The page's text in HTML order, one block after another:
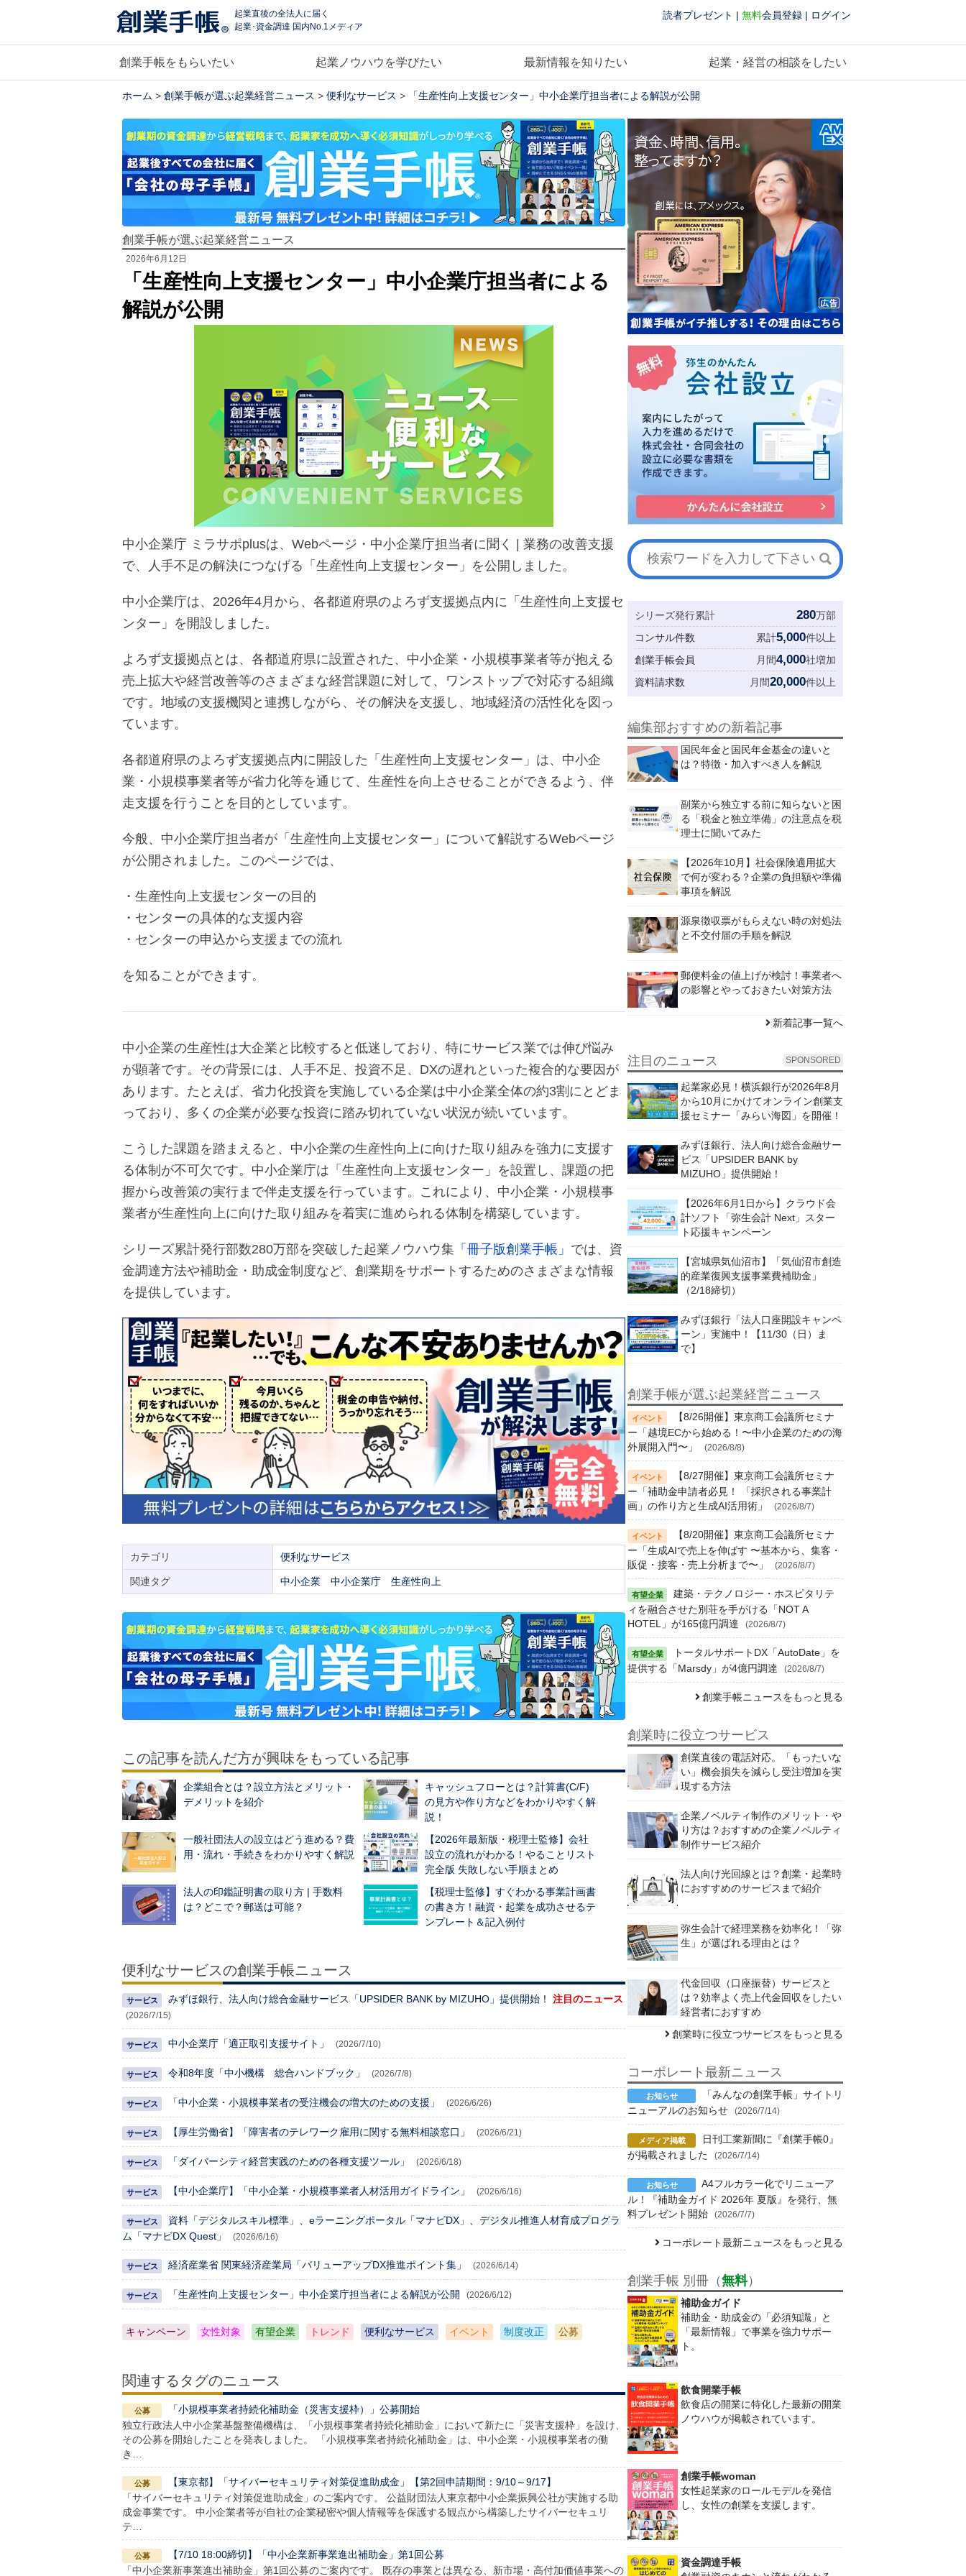
起業直後の全法人に届く
起業･資金調達 国内No.1メディア
読者プレゼント | 無料会員登録 | ログイン
創業手帳をもらいたい 起業ノウハウを学びたい 最新情報を知りたい 起業・経営の相談をしたい
ホーム > 創業手帳が選ぶ起業経営ニュース > 便利なサービス > 「生産性向上支援センター」中小企業庁担当者による解説が公開
創業手帳が選ぶ起業経営ニュース
2026年6月12日
「生産性向上支援センター」中小企業庁担当者による
解説が公開
中小企業庁 ミラサポplusは、Webページ・中小企業庁担当者に聞く | 業務の改善支援
で、人手不足の解決につなげる「生産性向上支援センター」を公開しました。
中小企業庁は、2026年4月から、各都道府県のよろず支援拠点内に「生産性向上支援セ
ンター」を開設しました。
よろず支援拠点とは、各都道府県に設置された、中小企業・小規模事業者等が抱える
売上拡大や経営改善等のさまざまな経営課題に対して、ワンストップで対応する組織
です。地域の支援機関と連携しながら、その解決を支援し、地域経済の活性化を図っ
ています。
各都道府県のよろず支援拠点内に開設した「生産性向上支援センター」は、中小企
業・小規模事業者等が省力化等を通じて、生産性を向上させることができるよう、伴
走支援を行うことを目的としています。
今般、中小企業庁担当者が「生産性向上支援センター」について解説するWebページ
が公開されました。このページでは、
・生産性向上支援センターの目的
・センターの具体的な支援内容
・センターの申込から支援までの流れ
を知ることができます。
中小企業の生産性は大企業と比較すると低迷しており、特にサービス業では伸び悩み
が顕著です。その背景には、人手不足、投資不足、DXの遅れといった複合的な要因が
あります。たとえば、省力化投資を実施している企業は中小企業全体の約3割にとどま
っており、多くの企業が必要な投資に踏み切れていない状況が続いています。
こうした課題を踏まえると、中小企業の生産性向上に向けた取り組みを強力に支援す
る体制が不可欠です。中小企業庁は「生産性向上支援センター」を設置し、課題の把
握から改善策の実行まで伴走支援を行っています。これにより、中小企業・小規模事
業者が生産性向上に向けた取り組みを着実に進められる体制を構築しています。
シリーズ累計発行部数280万部を突破した起業ノウハウ集 「冊子版創業手帳」 では、資
金調達方法や補助金・助成金制度など、創業期をサポートするためのさまざまな情報
を提供しています。
カテゴリ 便利なサービス
関連タグ 中小企業 中小企業庁 生産性向上
この記事を読んだ方が興味をもっている記事
企業組合とは？設立方法とメリット・
デメリットを紹介
キャッシュフローとは？計算書(C/F)
の見方や作り方などをわかりやすく解
説！
一般社団法人の設立はどう進める？費
用・流れ・手続きをわかりやすく解説
【2026年最新版・税理士監修】会社
設立の流れがわかる！やることリスト
完全版 失敗しない手順まとめ
法人の印鑑証明書の取り方 | 手数料
は？どこで？郵送は可能？
【税理士監修】すぐわかる事業計画書
の書き方！融資・起業を成功させるテ
ンプレート＆記入例付
便利なサービスの創業手帳ニュース
みずほ銀行、法人向け総合金融サービス「UPSIDER BANK by MIZUHO」提供開始！ 注目のニュース
(2026/7/15)
中小企業庁「適正取引支援サイト」 (2026/7/10)
令和8年度「中小機構 総合ハンドブック」 (2026/7/8)
「中小企業・小規模事業者の受注機会の増大のための支援」 (2026/6/26)
【厚生労働省】「障害者のテレワーク雇用に関する無料相談窓口」 (2026/6/21)
「ダイバーシティ経営実践のための各種支援ツール」 (2026/6/18)
【中小企業庁】「中小企業・小規模事業者人材活用ガイドライン」 (2026/6/16)
資料「デジタルスキル標準」、eラーニングポータル「マナビDX」、デジタル推進人材育成プログラ
ム「マナビDX Quest」
(2026/6/16)
経済産業省 関東経済産業局「バリューアップDX推進ポイント集」 (2026/6/14)
「生産性向上支援センター」中小企業庁担当者による解説が公開 (2026/6/12)
キャンペーン 女性対象 有望企業 トレンド 便利なサービス イベント 制度改正 公募
関連するタグのニュース
「小規模事業者持続化補助金（災害支援枠）」公募開始
独立行政法人中小企業基盤整備機構は、「小規模事業者持続化補助金」において新たに「災害支援枠」を設け、
その公募を開始したことを発表しました。 「小規模事業者持続化補助金」は、中小企業・小規模事業者の働
き…
【東京都】「サイバーセキュリティ対策促進助成金」【第2回申請期間：9/10～9/17】
「サイバーセキュリティ対策促進助成金」のご案内です。 公益財団法人東京都中小企業振興公社が実施する助
成金事業です。 中小企業者等が自社の企業秘密や個人情報等を保護する観点から構築したサイバーセキュリ
テ…
【7/10 18:00締切】「中小企業新事業進出補助金」第1回公募
「中小企業新事業進出補助金」第1回公募のご案内です。 既存の事業とは異なる、新市場・高付加価値事業への
シリーズ発行累計 280万部
コンサル件数
累計5,000件以上
創業手帳会員
月間4,000社増加
資料請求数
月間20,000件以上
編集部おすすめの新着記事
国民年金と国民年金基金の違いと
は？特徴・加入すべき人を解説
副業から独立する前に知らないと困
る「税金と独立準備」の注意点を税
理士に聞いてみた
【2026年10月】社会保険適用拡大
で何が変わる？企業の負担額や準備
事項を解説
源泉徴収票がもらえない時の対処法
と不交付届の手順を解説
郵便料金の値上げが検討！事業者へ
の影響とやっておきたい対策方法
新着記事一覧へ
注目のニュース SPONSORED
起業家必見！横浜銀行が2026年8月
から10月にかけてオンライン創業支
援セミナー「みらい海図」を開催！
みずほ銀行、法人向け総合金融サー
ビス「UPSIDER BANK by
MIZUHO」提供開始！
【2026年6月1日から】クラウド会
計ソフト「弥生会計 Next」スター
ト応援キャンペーン
【宮城県気仙沼市】「気仙沼市創造
的産業復興支援事業費補助金」
（2/18締切）
みずほ銀行「法人口座開設キャンペ
ーン」実施中！【11/30（日）ま
で】
創業手帳が選ぶ起業経営ニュース
【8/26開催】東京商工会議所セミナ
ー「越境ECから始める！〜中小企業のための海
外展開入門〜」
(2026/8/8)
【8/27開催】東京商工会議所セミナ
ー「補助金申請者必見！ 「採択される事業計
画」の作り方と生成AI活用術」
(2026/8/7)
【8/20開催】東京商工会議所セミナ
ー「生成AIで売上を伸ばす 〜基本から、集客・
販促・接客・売上分析まで〜」
(2026/8/7)
建築・テクノロジー・ホスピタリテ
ィを融合させた別荘を手がける「NOT A
HOTEL」が165億円調達
(2026/8/7)
トータルサポートDX「AutoDate」を
提供する「Marsdy」が4億円調達
(2026/8/7)
創業手帳ニュースをもっと見る
創業時に役立つサービス
創業直後の電話対応。「もったいな
い」機会損失を減らし受注増加を実
現する方法
企業ノベルティ制作のメリット・や
り方は？おすすめの企業ノベルティ
制作サービス紹介
法人向け光回線とは？創業・起業時
におすすめのサービスまで紹介
弥生会計で経理業務を効率化！「弥
生」が選ばれる理由とは？
代金回収（口座振替）サービスと
は？効率よく売上代金回収をしたい
経営者におすすめ
創業時に役立つサービスをもっと見る
コーポレート最新ニュース
「みんなの創業手帳」サイトリ
ニューアルのお知らせ
(2026/7/14)
日刊工業新聞に『創業手帳0』
が掲載されました
(2026/7/14)
A4フルカラー化でリニューア
ル！『補助金ガイド 2026年 夏版』を発行、無
料プレゼント開始
(2026/7/7)
コーポレート最新ニュースをもっと見る
創業手帳 別冊（無料）
補助金ガイド
補助金・助成金の「必須知識」と
「最新情報」で事業を強力サポー
ト。
飲食開業手帳
飲食店の開業に特化した最新の開業
ノウハウが掲載されています。
創業手帳woman
女性起業家のロールモデルを発信
し、女性の創業を支援します。
資金調達手帳